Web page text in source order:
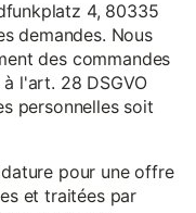
4, 80335
demandes. Nous
des commandes
l'art. 28 DSGVO
personnelles soit
pour une offre
et traitées par